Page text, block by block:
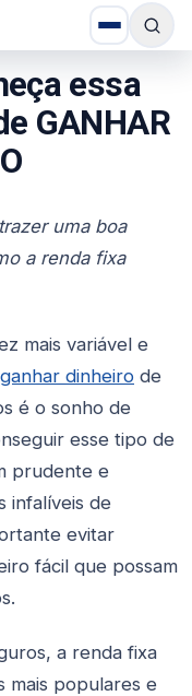
essa
GANHAR
uma boa
a renda fixa
mais variável e
ganhar dinheiro de
é o sonho de
esse tipo de
prudente e
infalíveis de
evitar
fácil que possam
a renda fixa
mais populares e